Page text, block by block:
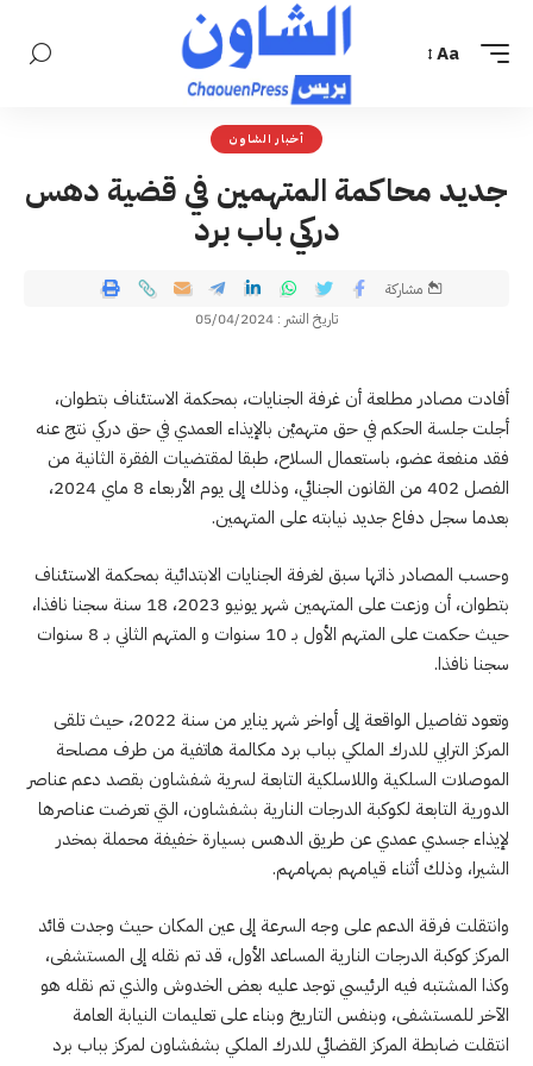
Aa
أخبار الشاون
جديد محاكمة المتهمين في قضية دهس
دركي باب برد
تاريخ النشر : 05/04/2024
مشاركة
أفادت مصادر مطلعة أن غرفة الجنايات، بمحكمة الاستئناف بتطوان،
أجلت جلسة الحكم في حق متهميْن بالإيذاء العمدي في حق دركي نتج عنه
فقد منفعة عضو، باستعمال السلاح، طبقا لمقتضيات الفقرة الثانية من
الفصل 402 من القانون الجنائي، وذلك إلى يوم الأربعاء 8 ماي 2024،
بعدما سجل دفاع جديد نيابته على المتهمين.
وحسب المصادر ذاتها سبق لغرفة الجنايات الابتدائية بمحكمة الاستئناف
بتطوان، أن وزعت على المتهمين شهر يونيو 2023، 18 سنة سجنا نافذا،
حيث حكمت على المتهم الأول بـ 10 سنوات و المتهم الثاني بـ 8 سنوات
سجنا نافذا.
وتعود تفاصيل الواقعة إلى أواخر شهر يناير من سنة 2022، حيث تلقى
المركز الترابي للدرك الملكي بباب برد مكالمة هاتفية من طرف مصلحة
الموصلات السلكية واللاسلكية التابعة لسرية شفشاون بقصد دعم عناصر
الدورية التابعة لكوكبة الدرجات النارية بشفشاون، التي تعرضت عناصرها
لإيذاء جسدي عمدي عن طريق الدهس بسيارة خفيفة محملة بمخدر
الشيرا، وذلك أثناء قيامهم بمهامهم.
وانتقلت فرقة الدعم على وجه السرعة إلى عين المكان حيث وجدت قائد
المركز كوكبة الدرجات النارية المساعد الأول، قد تم نقله إلى المستشفى،
وكذا المشتبه فيه الرئيسي توجد عليه بعض الخدوش والذي تم نقله هو
الآخر للمستشفى، وبنفس التاريخ وبناء على تعليمات النيابة العامة
انتقلت ضابطة المركز القضائي للدرك الملكي بشفشاون لمركز بباب برد